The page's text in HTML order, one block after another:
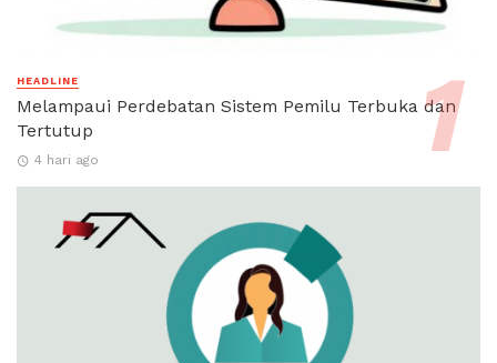
HEADLINE
Melampaui Perdebatan Sistem Pemilu Terbuka dan
Tertutup
4 hari ago